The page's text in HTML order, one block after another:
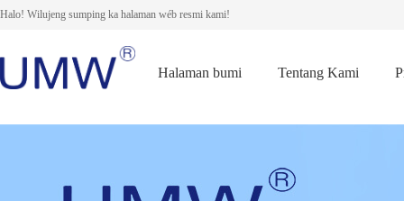
Halo! Wilujeng sumping ka halaman wéb resmi kami!
Halaman bumi Tentang Kami